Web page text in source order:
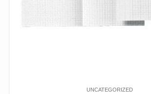
UNCATEGORIZED